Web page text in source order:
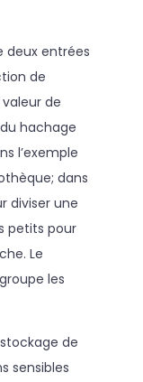
deux entrées
de
de
hachage
l’exemple
dans
diviser une
petits pour
Le
les
de
sensibles